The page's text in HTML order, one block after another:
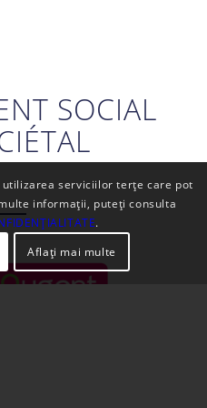
SOCIAL
serviciilor terțe care pot
informații, puteți consulta
.
Aflați mai multe